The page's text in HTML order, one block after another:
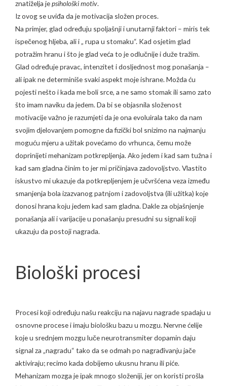
znatiželja jepsihološki motiv.
Iz ovog se uviđa da je motivacija složen proces.
Na primjer, glad određuju spoljašnji i unutarnji faktori – miris tek
ispečenog hljeba, ali i „ rupa u stomaku“. Kad osjetim glad
potražim hranu i što je glad veća to je odlučnije i duže tražim.
Glad određuje pravac, intenzitet i dosljednost mog ponašanja –
ali ipak ne determiniše svaki aspekt moje ishrane. Možda ću
pojesti nešto i kada me boli srce, a ne samo stomak ili samo zato
što imam naviku da jedem. Da bi se objasnila složenost
motivacije važno je razumjeti da je ona evoluirala tako da nam
svojim djelovanjem pomogne da fizički bol snizimo na najmanju
moguću mjeru a užitak povećamo do vrhunca, čemu može
doprinijeti mehanizam potkrepljenja. Ako jedem i kad sam tužna i
kad sam gladna činim to jer mi pričinjava zadovoljstvo. Vlastito
iskustvo mi ukazuje da potkrepljenjem je učvršćena veza između
smanjenja bola izazvanog patnjom i zadovoljstva (ili užitka) koje
donosi hrana koju jedem kad sam gladna. Dakle za objašnjenje
ponašanja ali i varijacije u ponašanju presudni su signali koji
ukazuju da postoji nagrada.
Biološki procesi
Procesi koji određuju našu reakciju na najavu nagrade spadaju u
osnovne procese i imaju biološku bazu u mozgu. Nervne ćelije
koje u srednjem mozgu luče neurotransmiter dopamin daju
signal za „nagradu“ tako da se odmah po nagrađivanju jače
aktiviraju; recimo kada dobijemo ukusnu hranu ili piće.
Mehanizam mozga je ipak mnogo složeniji, jer on koristi prošla